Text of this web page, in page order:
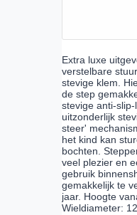
Extra luxe
verstelbare
stevige klem.
de step
stevige anti-
uitzonderlijk
steer'
het kind kan
bochten.
veel plezier en
gebruik
gemakkelijk te
jaar. Hoogte
Wieldiameter: